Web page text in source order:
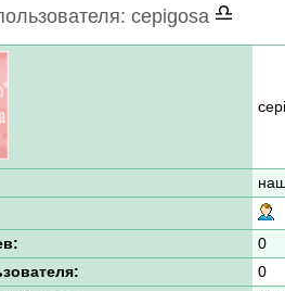
cepigosa
0
0